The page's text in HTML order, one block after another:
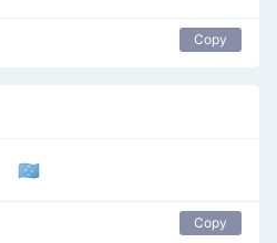
Copy
🇫🇲
Copy